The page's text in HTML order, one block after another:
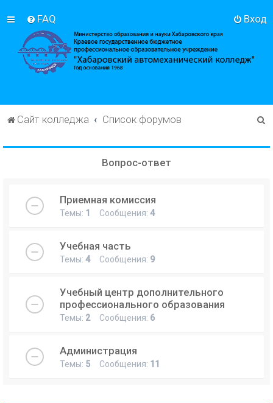
FAQ Вход
Сайт колледжа Список форумов
Вопрос-ответ
Приемная комиссия
Темы: 1 Сообщения: 4
Учебная часть
Темы: 4Сообщения: 9
Учебный центр дополнительного
профессионального образования
Темы: 2Сообщения: 6
Администрация
Темы: 5 Сообщения: 11